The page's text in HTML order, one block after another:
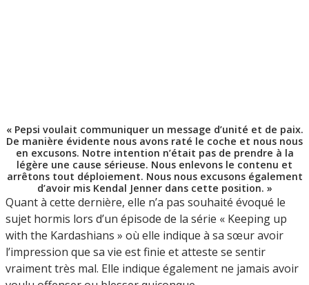
« Pepsi voulait communiquer un message d’unité et de paix.
De manière évidente nous avons raté le coche et nous nous
en excusons. Notre intention n’était pas de prendre à la
légère une cause sérieuse. Nous enlevons le contenu et
arrêtons tout déploiement. Nous nous excusons également
d’avoir mis Kendal Jenner dans cette position. »
Quant à cette dernière, elle n’a pas souhaité évoqué le
sujet hormis lors d’un épisode de la série « Keeping up
with the Kardashians » où elle indique à sa sœur avoir
l’impression que sa vie est finie et atteste se sentir
vraiment très mal. Elle indique également ne jamais avoir